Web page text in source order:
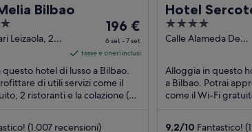
Bilbao
Leizaola, 29
Il
prezzo
è
196 €
a
notte
196 €
6 set - 7 set
tasse e oneri inclusi
hotel di lusso a Bilbao.
di utili servizi come il
2 ristoranti e la colazione (a
(1.007 recensioni)
Hotel
4
out
5
Calle Alameda De
Alloggia in questo
a Bilbao. Potrai
come il Wi-Fi
9,2/10 Fantastico!